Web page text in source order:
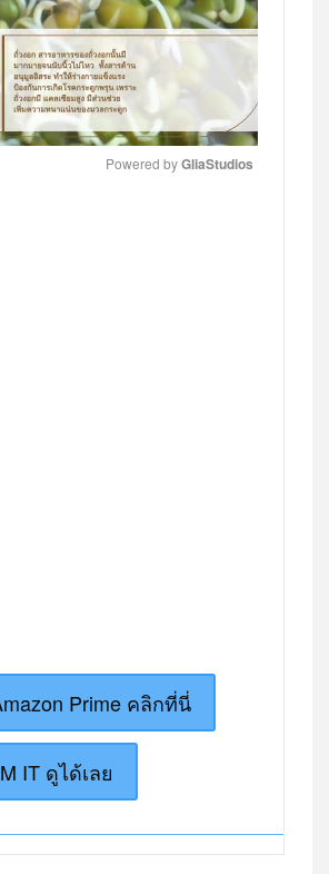
Powered by GliaStudios
Prime คลิกที่นี่
IT ดูได้เลย